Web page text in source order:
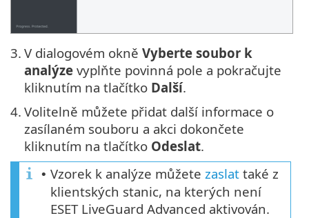
3. V dialogovém okně Vyberte soubor k
analýze vyplňte povinná pole a pokračujte
kliknutím na tlačítko Další.
4. Volitelně můžete přidat další informace o
zasílaném souboru a akci dokončete
kliknutím na tlačítko Odeslat.
• Vzorek k analýze můžete zaslat také z
klientských stanic, na kterých není
ESET LiveGuard Advanced aktivován.